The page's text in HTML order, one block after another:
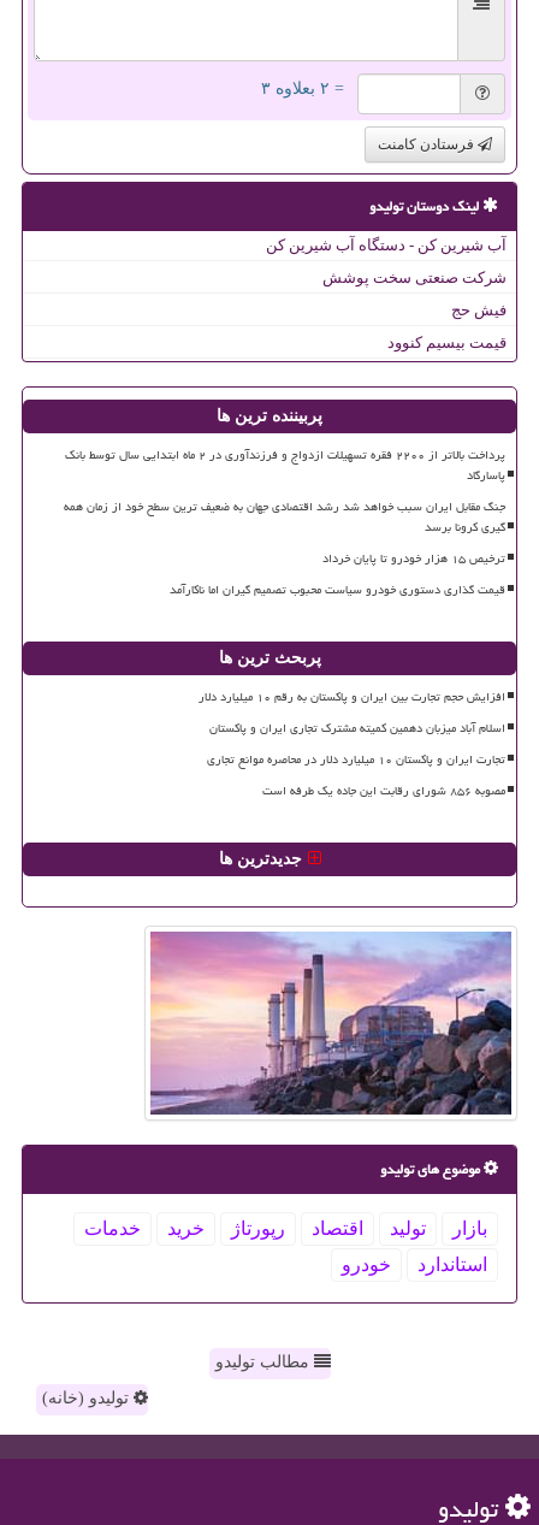
= ۲ بعلاوه ۳
فرستادن کامنت
لینک دوستان تولیدو
آب شیرین کن - دستگاه آب شیرین کن
شرکت صنعتی سخت پوشش
فیش حج
قیمت بیسیم کنوود
پربیننده ترین ها
پرداخت بالاتر از ۲۲۰۰ فقره تسهیلات ازدواج و فرزندآوری در ۲ ماه ابتدایی سال توسط بانک
پاسارگاد
جنگ مقابل ایران سبب خواهد شد رشد اقتصادی جهان به ضعیف ترین سطح خود از زمان همه
گیری کرونا برسد
ترخیص ۱۵ هزار خودرو تا پایان خرداد
قیمت گذاری دستوری خودرو سیاست محبوب تصمیم گیران اما ناکارآمد
پربحث ترین ها
افزایش حجم تجارت بین ایران و پاکستان به رقم ۱۰ میلیارد دلار
اسلام آباد میزبان دهمین کمیته مشترک تجاری ایران و پاکستان
تجارت ایران و پاکستان ۱۰ میلیارد دلار در محاصره موانع تجاری
مصوبه ۸۵۶ شورای رقابت این جاده یک طرفه است
جدیدترین ها
موضوع های تولیدو
بازار تولید اقتصاد رپورتاژ خرید
خدمات
استاندارد
خودرو
مطالب تولیدو
تولیدو (خانه)
تولیدو